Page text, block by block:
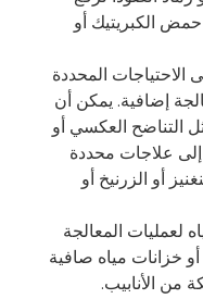
الكبريتيك أو
الاحتياجات المحددة
إضافية. يمكن أن
التناضح العكسي أو
علاجات محددة
أو الزرنيخ أو
لعمليات المعالجة
خزانات مياه صافية
من الأنابيب.